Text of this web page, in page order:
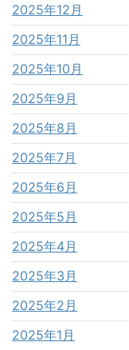
2025年12月
2025年11月
2025年10月
2025年9月
2025年8月
2025年7月
2025年6月
2025年5月
2025年4月
2025年3月
2025年2月
2025年1月